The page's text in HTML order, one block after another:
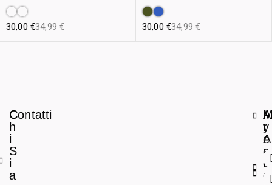
34,99€
30,00 € 34,99€
30,00 €
C
h
i
S
i
a
Contatti
A
r
e
a
L
e
y
A
c
c
o